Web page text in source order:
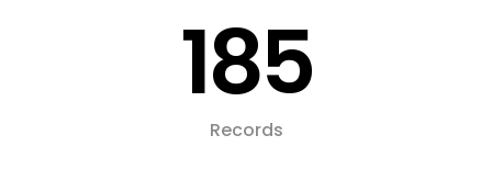
185
Records